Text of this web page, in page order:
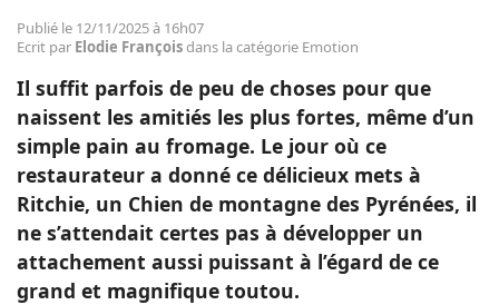
Publié le 12/11/2025 à 16h07
Ecrit par Elodie Françoisdans la catégorie Emotion
Il suffit parfois de peu de choses pour que
naissent les amitiés les plus fortes, même d’un
simple pain au fromage. Le jour où ce
restaurateur a donné ce délicieux mets à
Ritchie, un Chien de montagne des Pyrénées, il
ne s’attendait certes pas à développer un
attachement aussi puissant à l’égard de ce
grand et magnifique toutou.